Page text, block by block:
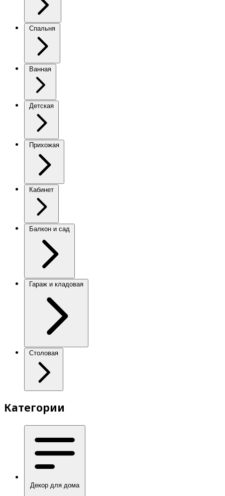
Спальня
Ванная
Детская
Прихожая
Кабинет
Балкон и сад
Гараж и кладовая
Столовая
Категории
Декор для дома